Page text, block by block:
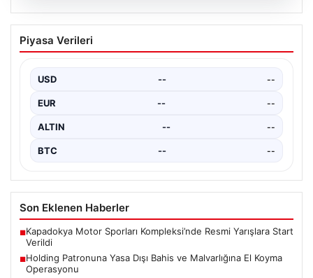
04.08.2026
Outdoor Mutfaklar ve Prestijli Yaşam
Alanları
göstermektedir. Baştan başa özel villalarda ikamet
eden…
Piyasa Verileri
USD -- --
EUR -- --
ALTIN -- --
BTC -- --
Son Eklenen Haberler
■Kapadokya Motor Sporları Kompleksi’nde Resmi Yarışlara Start
Verildi
■Holding Patronuna Yasa Dışı Bahis ve Malvarlığına El Koyma
Operasyonu